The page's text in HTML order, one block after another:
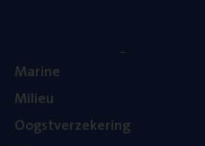
Mari­ne
Mili­eu
Oogst­ver­ze­ke­ring